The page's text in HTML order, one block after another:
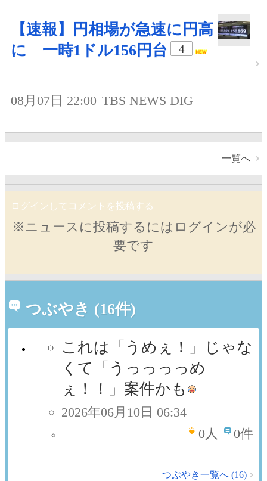
【速報】円相場が急速に円高
に 一時1ドル156円台
4
08月07日 22:00 TBS NEWS DIG
一覧へ
ログインしてコメントを投稿する
※ニュースに投稿するにはログインが必
要です
つぶやき (16件)
これは「うめぇ！」じゃな
くて「うっっっっめ
ぇ！！」案件かも
2026年06月10日 06:34
0人 0件
つぶやき一覧へ (16)